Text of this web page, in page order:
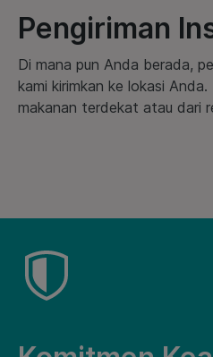
Pengiriman
Di mana pun Anda berada,
kami kirimkan ke lokasi Anda.
makanan terdekat atau dari